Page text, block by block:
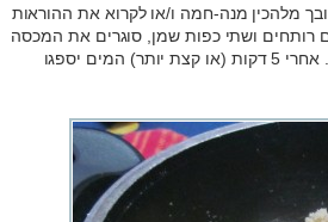
מלהכין מנה-חמה ו/או לקרוא את ההוראות
רותחים ושתי כפות שמן, סוגרים את המכסה
ופשוט מחכים 5 דקות או קצת יותר. כן, אפילו לא צריך כיריים. אחרי 5 דקות (או קצת יותר) המים יספגו